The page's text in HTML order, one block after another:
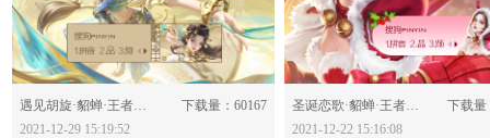
分享：
遇见胡旋·貂蝉·王者荣耀-623804
下载量：60167
2021-12-29 15:19:52
分享：
圣诞恋歌·貂蝉·王者荣耀-623648
下载量
2021-12-22 15:16:08